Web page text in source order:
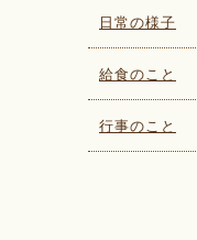
日常の様子
給食のこと
行事のこと